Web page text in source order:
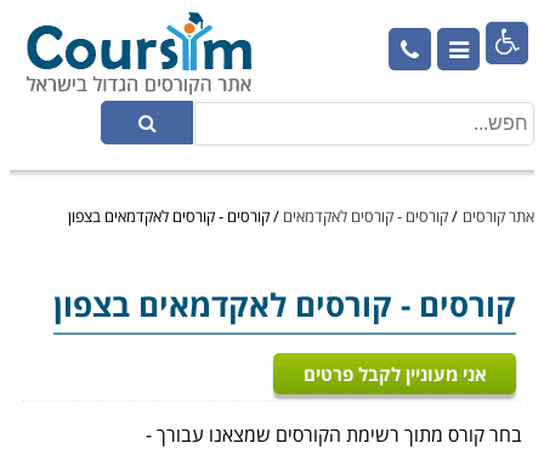

אתר קורסים /קורסים - קורסים לאקדמאים /קורסים - קורסים לאקדמאים בצפון
קורסים - קורסים לאקדמאים בצפון
אני מעוניין לקבל פרטים
בחר קורס מתוך רשימת הקורסים שמצאנו עבורך -